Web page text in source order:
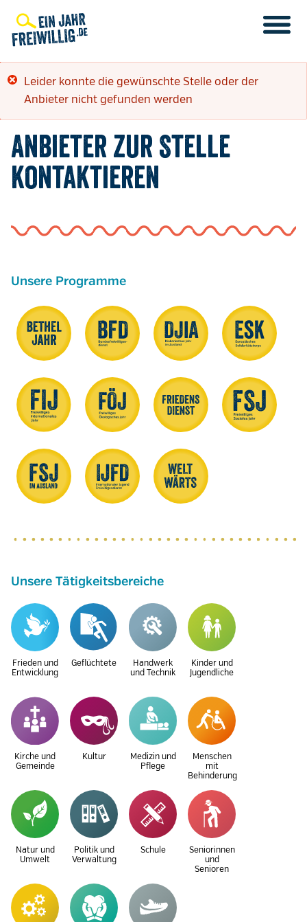
zum
Inhalt
Fehlermeldung
Leider konnte die gewünschte Stelle oder der
Anbieter nicht gefunden werden
Anbieter zur Stelle
kontaktieren
Unsere Programme
Unsere Tätigkeitsbereiche
Frieden und
Entwicklung
Geflüchtete
Handwerk
und Technik
Kinder und
Jugendliche
Kirche und
Gemeinde
Kultur
Medizin und
Pflege
Menschen
mit
Behinderung
Natur und
Umwelt
Politik und
Verwaltung
Schule
Seniorinnen
und
Senioren